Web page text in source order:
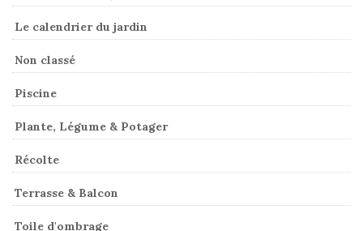
Le calendrier du jardin
Non classé
Piscine
Plante, Légume & Potager
Récolte
Terrasse & Balcon
Toile d'ombrage